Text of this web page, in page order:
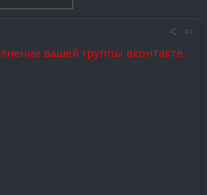
#1
вашей группы вконтакте.